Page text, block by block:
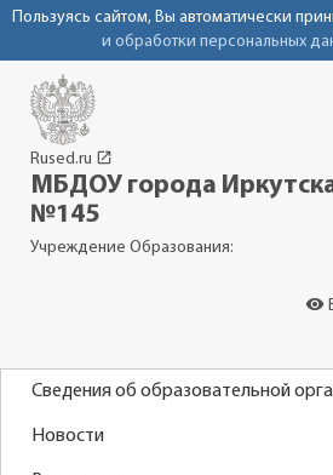
Пользуясь сайтом, Вы автоматически
и обработки персональных
Rused.ru launch
МБДОУ города
№145
Учреждение Образования:
visibility
Сведения об образовательной
Новости